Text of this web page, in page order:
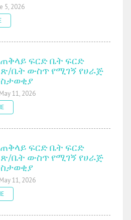
5, 2026
ፍርድ ቤት ፍርድ
ቤት ውስጥ የሚገኝ የሀራጅ
11, 2026
ፍርድ ቤት ፍርድ
ቤት ውስጥ የሚገኝ የሀራጅ
11, 2026